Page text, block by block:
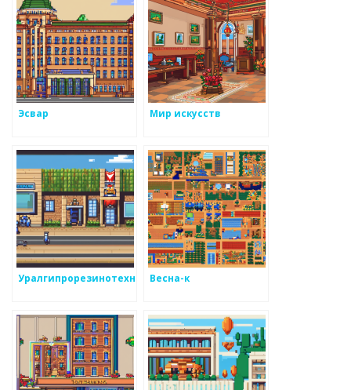
Эсвар Мир искусств
УралгипрорезинотехникаВесна-к